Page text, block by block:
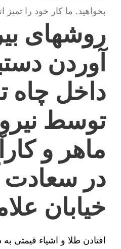
بخواهید. ما کار خود را تمیز
روشهای
آوردن
داخل چاه
توسط
ماهر و
در سعادت
خیابان
افتادن طلا و اشیاء قیمتی